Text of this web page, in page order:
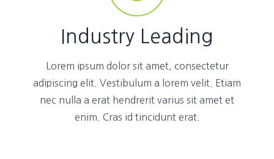
Industry Leading
Lorem ipsum dolor sit amet, consectetur
adipiscing elit. Vestibulum a lorem velit. Etiam
nec nulla a erat hendrerit varius sit amet et
enim. Cras id tincidunt erat.